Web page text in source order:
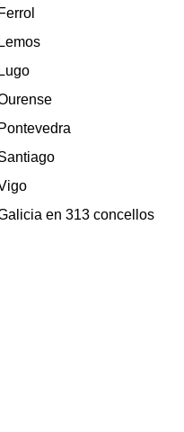
en 313 concellos